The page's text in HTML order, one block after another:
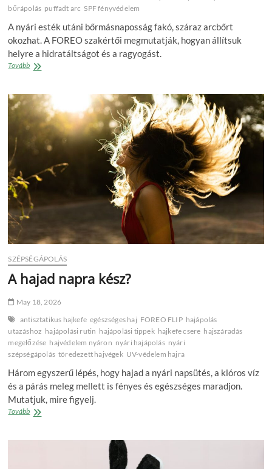
bőrápolás puffadt arc SPF fényvédelem
A nyári esték utáni bőrmásnaposság fakó, száraz arcbőrt
okozhat. A FOREO szakértői megmutatják, hogyan állítsuk
helyre a hidratáltságot és a ragyogást.
TovábbBőrmásnaposság
nyári
esték
az
arcon
hagynak
SZÉPSÉGÁPOLÁS
A hajad napra kész?
May 18, 2026
antisztatikus hajkefe egészséges haj FOREO FLIP hajápolás
utazáshoz hajápolási rutin hajápolási tippek hajkefe csere hajszáradás
megelőzése hajvédelem nyáron nyári hajápolás nyári
szépségápolás töredezett hajvégek UV-védelem hajra
Három egyszerű lépés, hogy hajad a nyári napsütés, a klóros víz
és a párás meleg mellett is fényes és egészséges maradjon.
Mutatjuk, mire figyelj.
TovábbA